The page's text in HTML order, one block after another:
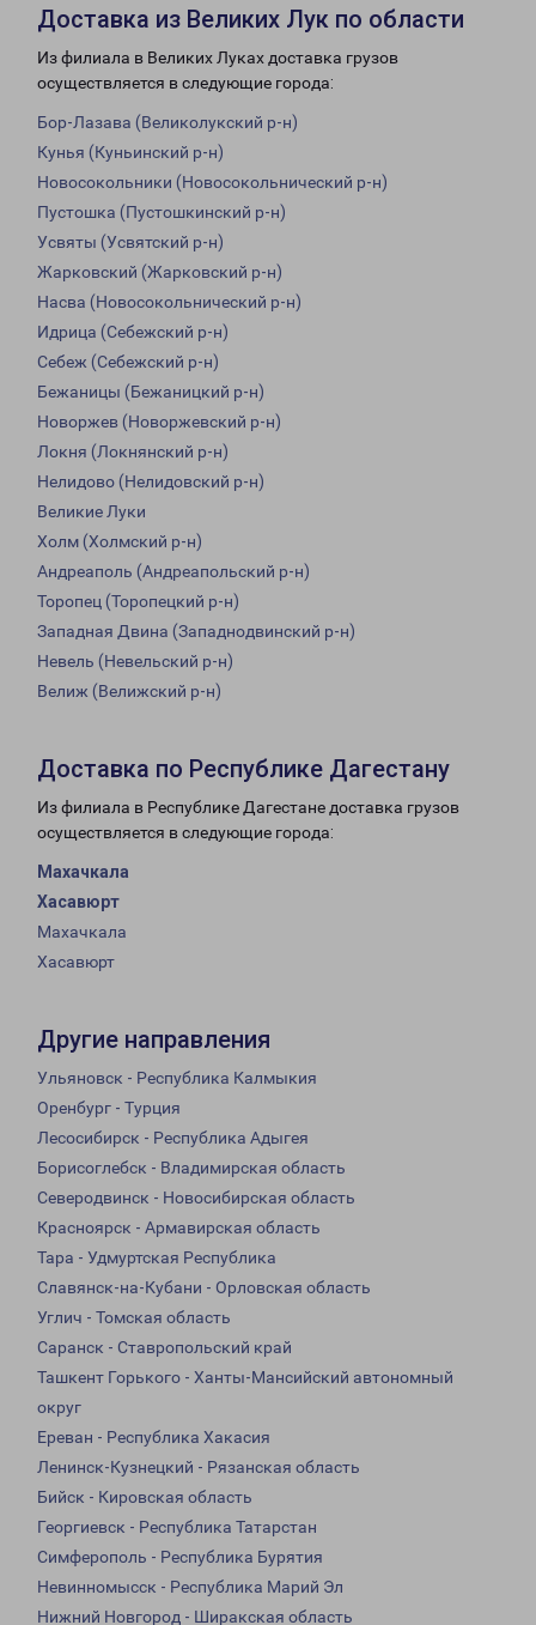
Доставка из Великих Лук по области
Из филиала в Великих Луках доставка грузов
осуществляется в следующие города:
Бор-Лазава (Великолукский р-н)
Кунья (Куньинский р-н)
Новосокольники (Новосокольнический р-н)
Пустошка (Пустошкинский р-н)
Усвяты (Усвятский р-н)
Жарковский (Жарковский р-н)
Насва (Новосокольнический р-н)
Идрица (Себежский р-н)
Себеж (Себежский р-н)
Бежаницы (Бежаницкий р-н)
Новоржев (Новоржевский р-н)
Локня (Локнянский р-н)
Нелидово (Нелидовский р-н)
Великие Луки
Холм (Холмский р-н)
Андреаполь (Андреапольский р-н)
Торопец (Торопецкий р-н)
Западная Двина (Западнодвинский р-н)
Невель (Невельский р-н)
Велиж (Велижский р-н)
Доставка по Республике Дагестану
Из филиала в Республике Дагестане доставка грузов
осуществляется в следующие города:
Махачкала
Хасавюрт
Махачкала
Хасавюрт
Другие направления
Ульяновск - Республика Калмыкия
Оренбург - Турция
Лесосибирск - Республика Адыгея
Борисоглебск - Владимирская область
Северодвинск - Новосибирская область
Красноярск - Армавирская область
Тара - Удмуртская Республика
Славянск-на-Кубани - Орловская область
Углич - Томская область
Саранск - Ставропольский край
Ташкент Горького - Ханты-Мансийский автономный
округ
Ереван - Республика Хакасия
Ленинск-Кузнецкий - Рязанская область
Бийск - Кировская область
Георгиевск - Республика Татарстан
Симферополь - Республика Бурятия
Невинномысск - Республика Марий Эл
Нижний Новгород - Ширакская область